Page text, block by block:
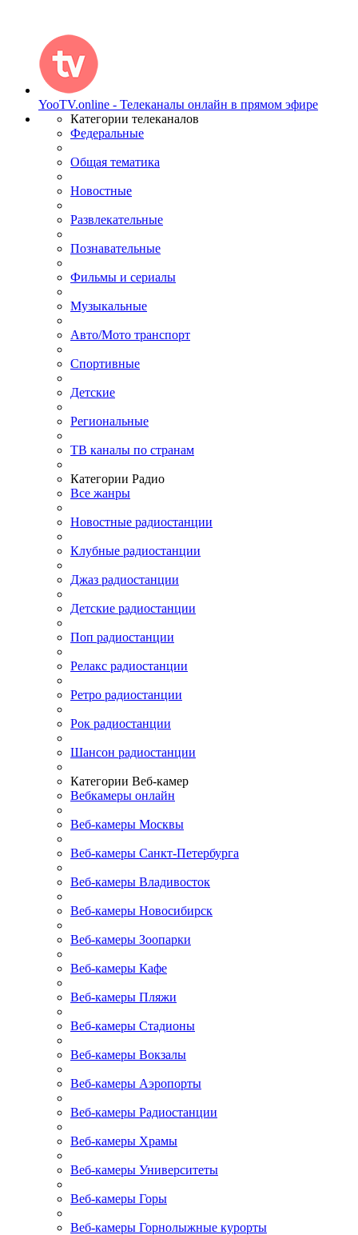
YooTV.online - Телеканалы онлайн в прямом эфире
Категории телеканалов
Федеральные
Общая тематика
Новостные
Развлекательные
Познавательные
Фильмы и сериалы
Музыкальные
Авто/Мото транспорт
Спортивные
Детские
Региональные
ТВ каналы по странам
Категории Радио
Все жанры
Новостные радиостанции
Клубные радиостанции
Джаз радиостанции
Детские радиостанции
Поп радиостанции
Релакс радиостанции
Ретро радиостанции
Рок радиостанции
Шансон радиостанции
Категории Веб-камер
Вебкамеры онлайн
Веб-камеры Москвы
Веб-камеры Санкт-Петербурга
Веб-камеры Владивосток
Веб-камеры Новосибирск
Веб-камеры Зоопарки
Веб-камеры Кафе
Веб-камеры Пляжи
Веб-камеры Стадионы
Веб-камеры Вокзалы
Веб-камеры Аэропорты
Веб-камеры Радиостанции
Веб-камеры Храмы
Веб-камеры Университеты
Веб-камеры Горы
Веб-камеры Горнолыжные курорты